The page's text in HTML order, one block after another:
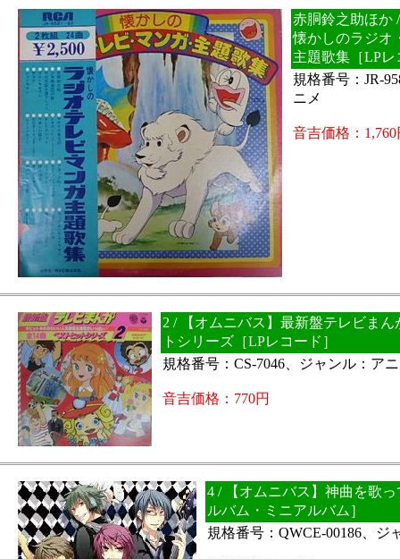
赤胴鈴之助ほか
懐かしのラジオ
主題歌集［LPレ
規格番号：JR-
ニメ
音吉価格：1,760
2 / 【オムニバス】最新盤テレビまん
トシリーズ［LPレコード］
規格番号：CS-7046、ジャンル：ア
音吉価格：770円
4 / 【オムニバス】神曲を歌
ルバム・ミニアルバム］
規格番号：QWCE-00186、ジ